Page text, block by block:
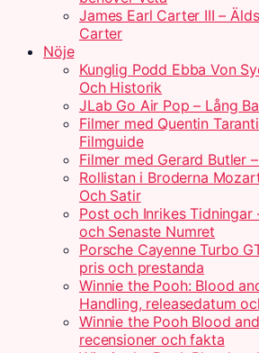
James Earl Carter III –
Carter
Nöje
Kunglig Podd Ebba Von
Och Historik
JLab Go Air Pop – Lång
Filmer med Quentin
Filmguide
Filmer med Gerard Butler
Rollistan i Broderna
Och Satir
Post och Inrikes Tidningar
och Senaste Numret
Porsche Cayenne Turbo
pris och prestanda
Winnie the Pooh: Blood
Handling, releasedatum
Winnie the Pooh Blood
recensioner och fakta